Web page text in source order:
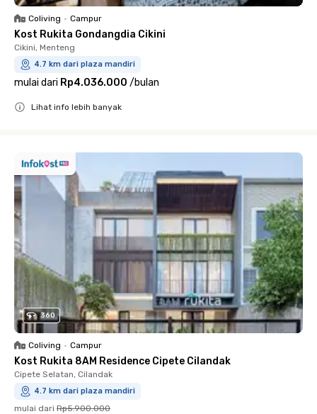
Coliving • Campur
Kost Rukita Gondangdia Cikini
Cikini, Menteng
4.7 km dari plaza mandiri
mulai dari Rp4.036.000 /bulan
Lihat info lebih banyak
360
Coliving • Campur
Kost Rukita 8AM Residence Cipete Cilandak
Cipete Selatan, Cilandak
4.7 km dari plaza mandiri
mulai dari Rp5.900.000